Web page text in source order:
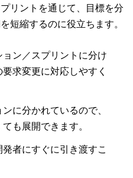
リントを通じて、目標を分
短縮するのに役立ちます。
ン／スプリントに分け
求変更に対応しやすく
に分かれているので、
も展開できます。
者にすぐに引き渡すこ